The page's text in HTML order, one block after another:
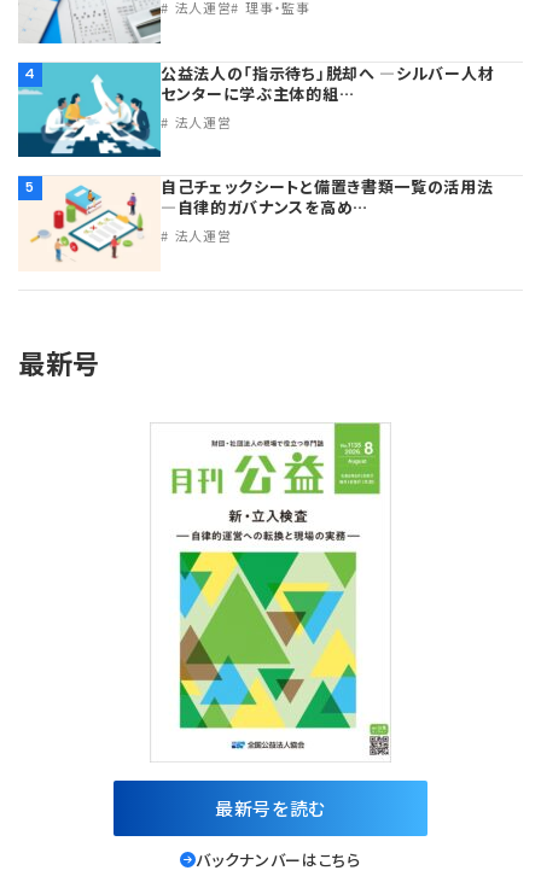
法人運営 理事・監事
4
公益法人の「指示待ち」脱却へ ―シルバー人材
センターに学ぶ主体的組…
法人運営
5
自己チェックシートと備置き書類一覧の活用法
―自律的ガバナンスを高め…
法人運営
最新号
最新号を読む
バックナンバーはこちら